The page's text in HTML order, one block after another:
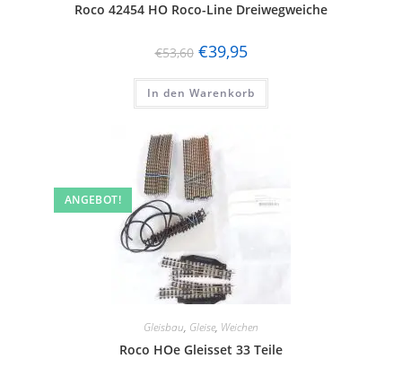
Roco 42454 HO Roco-Line Dreiwegweiche
€53,60 €39,95
In den Warenkorb
ANGEBOT!
Gleisbau, Gleise, Weichen
Roco HOe Gleisset 33 Teile